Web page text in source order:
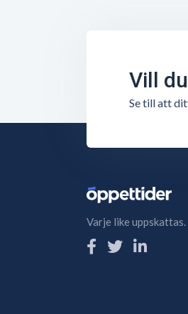
Vill
Se till att
Varje like uppskattas.